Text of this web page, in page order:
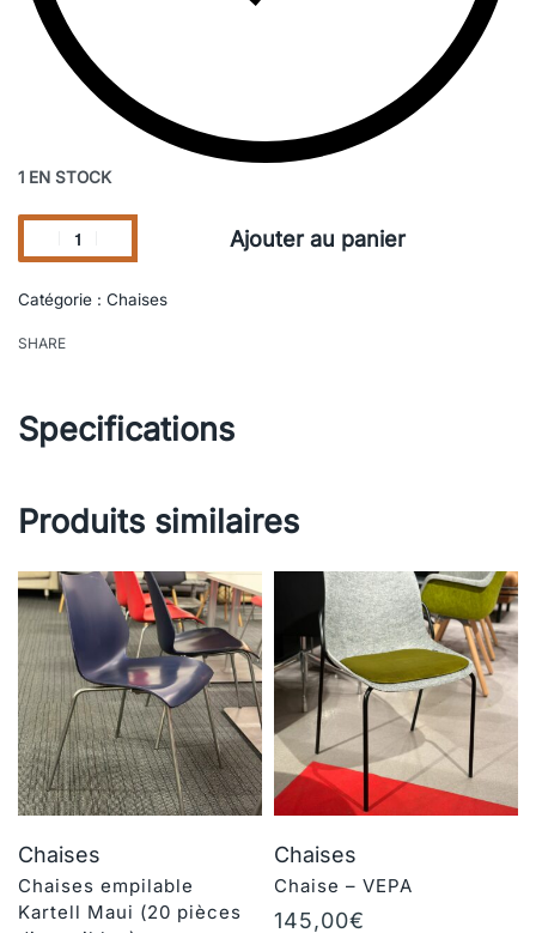
1 EN STOCK
Ajouter au panier
Catégorie : Chaises
SHARE
Specifications
Produits similaires
Chaises
Chaises empilable
Kartell Maui (20 pièces
Chaises
Chaise – VEPA
145,00€